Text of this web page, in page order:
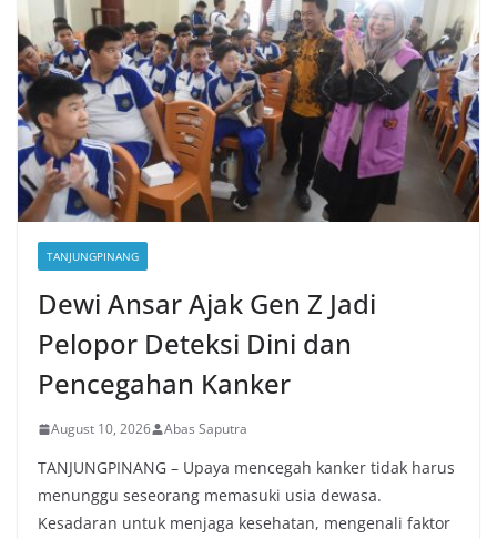
TANJUNGPINANG
Dewi Ansar Ajak Gen Z Jadi
Pelopor Deteksi Dini dan
Pencegahan Kanker
August 10, 2026 Abas Saputra
TANJUNGPINANG – Upaya mencegah kanker tidak harus
menunggu seseorang memasuki usia dewasa.
Kesadaran untuk menjaga kesehatan, mengenali faktor